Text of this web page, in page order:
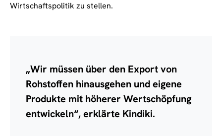
Wirtschaftspolitik zu stellen.
„Wir müssen über den Export von
Rohstoffen hinausgehen und eigene
Produkte mit höherer Wertschöpfung
entwickeln“, erklärte Kindiki.